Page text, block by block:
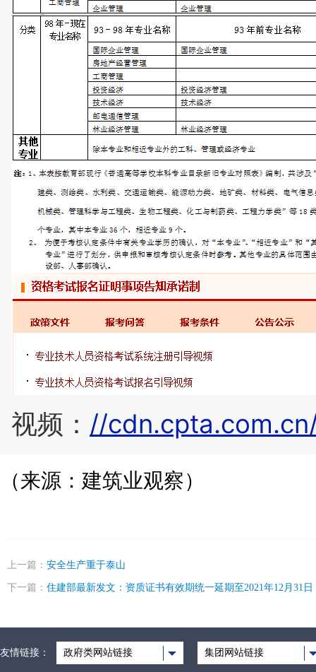
视频： //
（来源：建筑业观察）
上一篇： 安全生产重于泰山
下一篇： 住建部最新发文：资质证书有效期统一延期至2021年12月31日
友情链接： 政府类网站链接 集团网站链接